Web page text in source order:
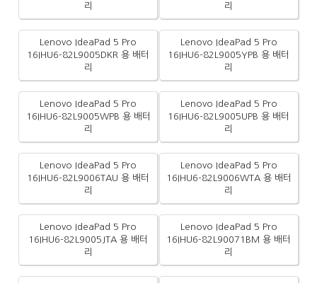
리
리
Lenovo IdeaPad 5 Pro
16IHU6-82L9005DKR 용 배터
리
Lenovo IdeaPad 5 Pro
16IHU6-82L9005YPB 용 배터
리
Lenovo IdeaPad 5 Pro
16IHU6-82L9005WPB 용 배터
리
Lenovo IdeaPad 5 Pro
16IHU6-82L9005UPB 용 배터
리
Lenovo IdeaPad 5 Pro
16IHU6-82L9006TAU 용 배터
리
Lenovo IdeaPad 5 Pro
16IHU6-82L9006WTA 용 배터
리
Lenovo IdeaPad 5 Pro
16IHU6-82L9005JTA 용 배터
리
Lenovo IdeaPad 5 Pro
16IHU6-82L90071BM 용 배터
리